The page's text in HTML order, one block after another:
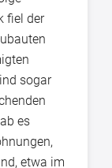
fiel der
sogar
es
etwa im